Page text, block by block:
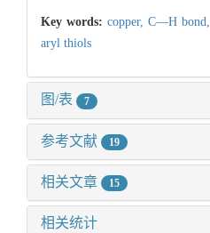
Key words: copper, C—H bond,
aryl thiols
图/表 7
参考文献 19
相关文章 15
相关统计